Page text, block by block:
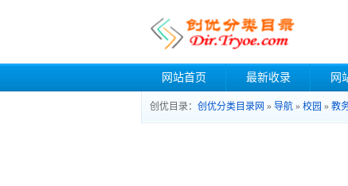
网站首页 最新收录 网
创优目录： 创优分类目录网 » 导航 » 校园 » 教